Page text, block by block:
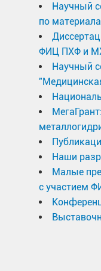
Научный
по
ФИЦ ПХФ и
Научный
Наши
Малые
с участием